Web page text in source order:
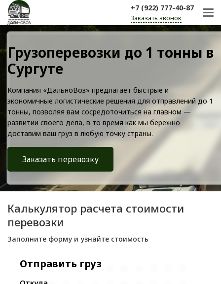
+7 (922) 777-40-87
Заказать звонок
Грузоперевозки до 1 тонны в
Сургуте
Компания «ДальноВоз» предлагает быстрые и
экономичные логистические решения для отправлений до 1
тонны, позволяя вам сосредоточиться на главном —
развитии своего дела, в то время как мы бережно
доставим ваш груз в любую точку страны.
Заказать перевозку
Калькулятор расчета стоимости
перевозки
Заполните форму и узнайте стоимость
Отправить груз